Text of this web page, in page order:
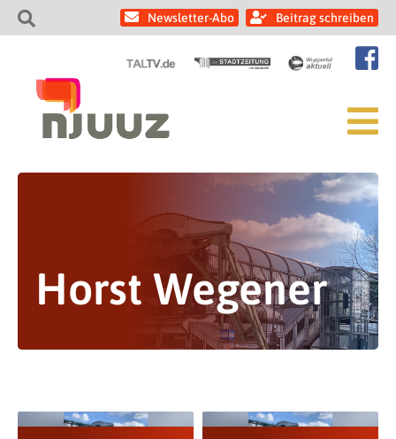
Newsletter-Abo Beitrag schreiben
Horst Wegener